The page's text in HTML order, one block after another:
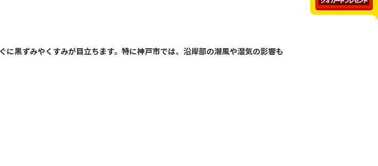
黒ずみやくすみが目立ちます。特に神戸市では、沿岸部の潮風や湿気の影響も